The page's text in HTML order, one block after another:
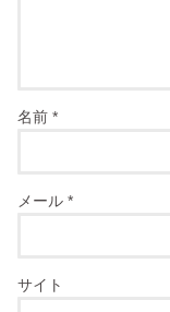
名前*
メール*
サイト